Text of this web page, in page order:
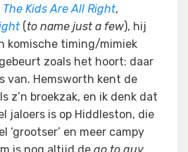
The Kids Are All Right,
(to name just a few), hij
komische timing/mimiek
zoals het hoort: daar
van. Hemsworth kent de
z’n broekzak, en ik denk dat
jaloers is op Hiddleston, die
‘grootser’ en meer campy